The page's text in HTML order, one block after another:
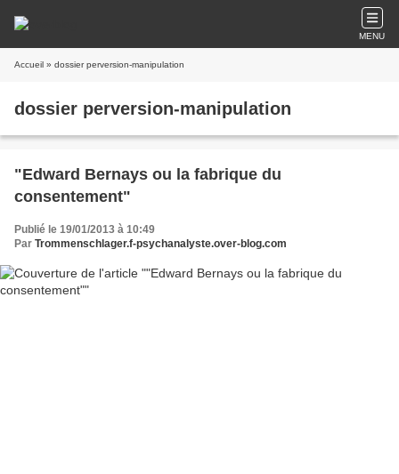
MENU
Accueil » dossier perversion-manipulation
dossier perversion-manipulation
"Edward Bernays ou la fabrique du
consentement"
Publié le 19/01/2013 à 10:49
Par Trommenschlager.f-psychanalyste.over-blog.com